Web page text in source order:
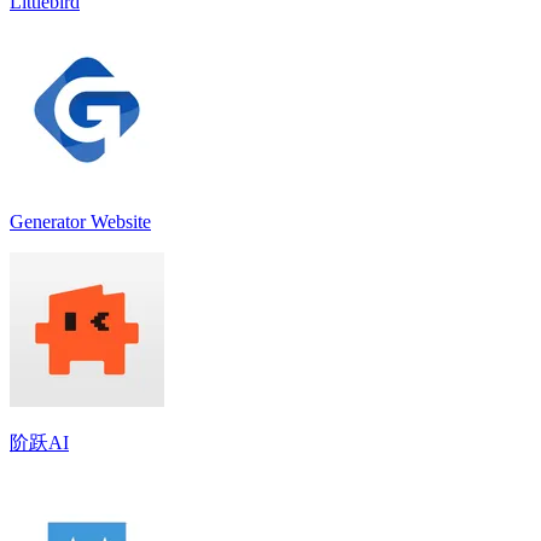
Generator Website
阶跃AI